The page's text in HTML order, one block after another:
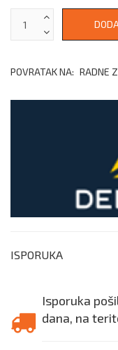
POVRATAK NA: RADNE
ISPORUKA
Isporuka
dana, na